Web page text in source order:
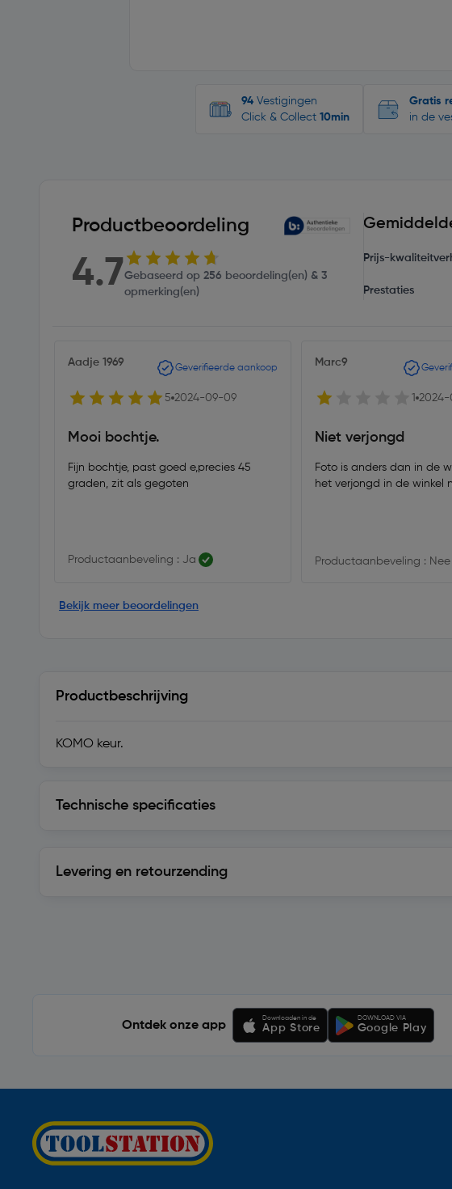
94 Vestigingen
Click & Collect 10min
Gratis
in de
Productbeoordeling
4.7Gebaseerd op 256 beoordeling(en) & 3
opmerking(en)
Prijs-
Prestaties
Aadje 1969 Geverifieerde aankoop
5 2024-09-09
Mooi bochtje.
Fijn bochtje, past goed e,precies 45
graden, zit als gegoten
Productaanbeveling : Ja
Marc9
1 2024-
Niet verjongd
Foto is anders dan in de
het verjongd in de winkel
Productaanbeveling : Nee
Bekijk meer beoordelingen
Productbeschrijving
KOMO keur.
Technische specificaties
Levering en retourzending
Ontdek onze app
Downloaden in de
App Store
DOWNLOAD VIA
Google Play